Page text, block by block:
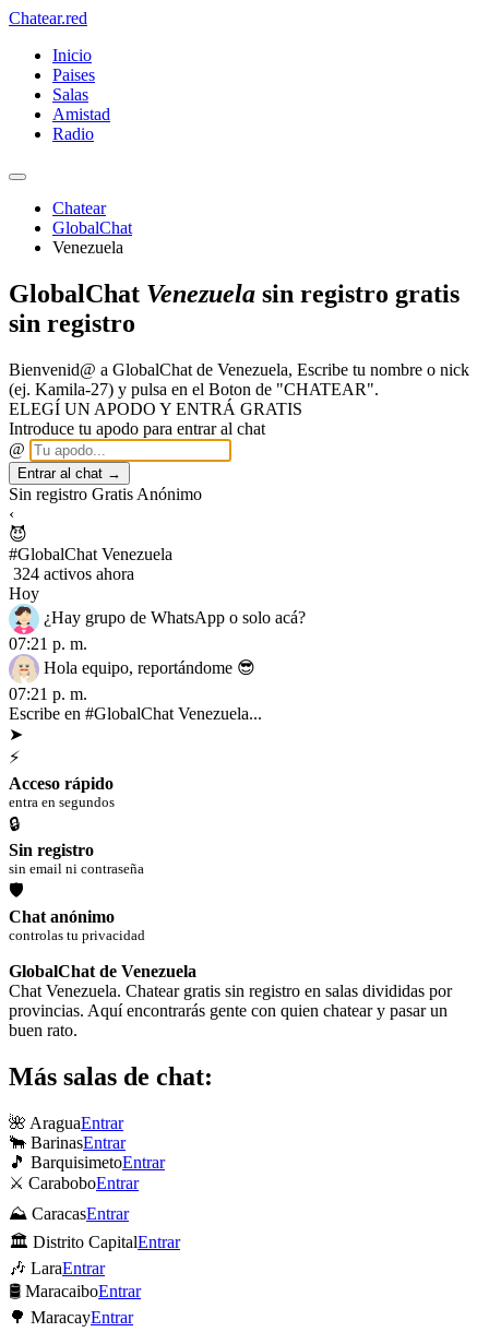
Chatear.red
Inicio
Paises
Salas
Amistad
Radio
Chatear
GlobalChat
Venezuela
GlobalChat Venezuela sin registro gratis
sin registro
Bienvenid@ a GlobalChat de Venezuela, Escribe tu nombre o nick
(ej. Kamila-27) y pulsa en el Boton de "CHATEAR".
ELEGÍ UN APODO Y ENTRÁ GRATIS
Introduce tu apodo para entrar al chat
@
Entrar al chat →
Sin registro Gratis Anónimo
‹
😈
#GlobalChat Venezuela
324 activos ahora
Hoy
¿Hay grupo de WhatsApp o solo acá?
07:21 p. m.
Hola equipo, reportándome 😎
07:21 p. m.
Escribe en #GlobalChat Venezuela...
➤
⚡
Acceso rápido
entra en segundos
🔒
Sin registro
sin email ni contraseña
🛡
Chat anónimo
controlas tu privacidad
GlobalChat de Venezuela
Chat Venezuela. Chatear gratis sin registro en salas divididas por
provincias. Aquí encontrarás gente con quien chatear y pasar un
buen rato.
Más salas de chat:
🌺 AraguaEntrar
🐂 BarinasEntrar
🎵 BarquisimetoEntrar
⚔ CaraboboEntrar
⛰ CaracasEntrar
🏛 Distrito CapitalEntrar
🎶 LaraEntrar
🛢 MaracaiboEntrar
🌳 MaracayEntrar